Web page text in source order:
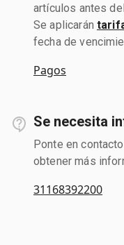
artículos antes del
Se aplicarán
fecha de
Pagos
Se necesita
Ponte en
obtener más
31168392200